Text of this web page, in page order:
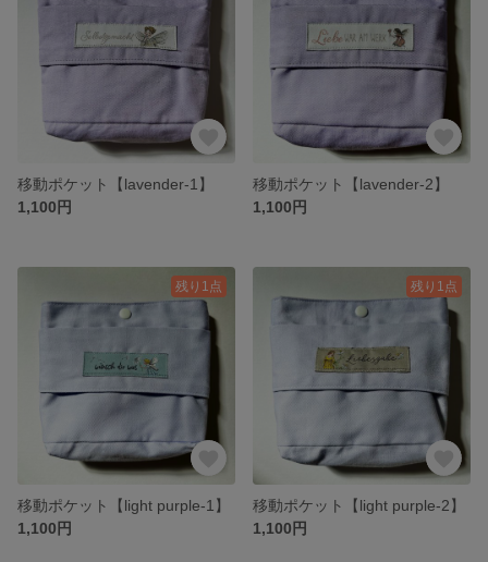
移動ポケット【lavender-1】
1,100円
移動ポケット【lavender-2】
1,100円
残り1点
移動ポケット【light purple-1】
1,100円
残り1点
移動ポケット【light purple-2】
1,100円